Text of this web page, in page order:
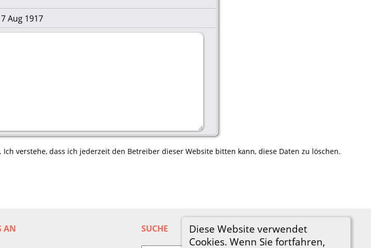
Diese Website verwendet
Cookies. Wenn Sie fortfahren,
Aug 1917
verstehe, dass ich jederzeit den Betreiber dieser Website bitten kann, diese Daten zu löschen.
AN SUCHE